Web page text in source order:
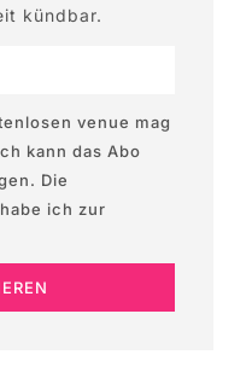
kündbar.
venue mag
kann das Abo
Die
habe ich zur